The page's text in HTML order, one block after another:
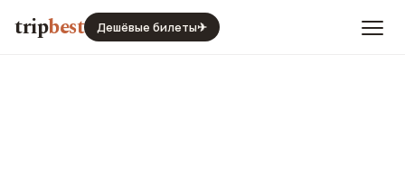
tripbest Дешёвые билеты✈